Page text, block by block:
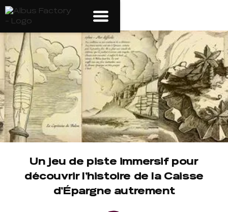
Un jeu de piste immersif pour
découvrir l’histoire de la Caisse
d’Épargne autrement